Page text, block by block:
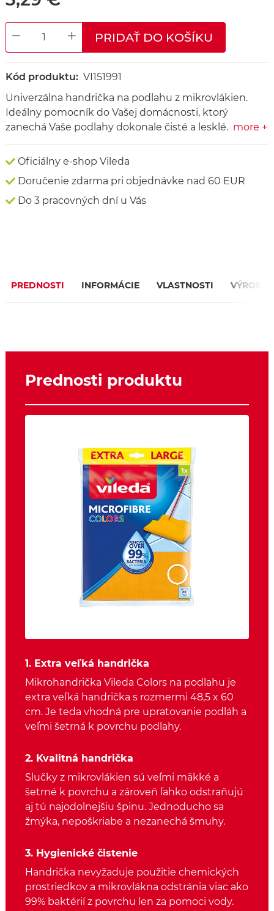
DECREASE QUANTITYINCREASE QUANTITY
PRIDAŤ DO KOŠÍKU
Kód produktu: VI151991
Univerzálna handrička na podlahu z mikrovlákien.
Ideálny pomocník do Vašej domácnosti, ktorý
zanechá Vaše podlahy dokonale čisté a lesklé. more +
Oficiálny e-shop Vileda
Doručenie zdarma pri objednávke nad 60 EUR
Do 3 pracovných dní u Vás
PREDNOSTI INFORMÁCIE VLASTNOSTI
Prednosti produktu
1. Extra veľká handrička
Mikrohandrička Vileda Colors na podlahu je
extra veľká handrička s rozmermi 48,5 x 60
cm. Je teda vhodná pre upratovanie podláh a
veľmi šetrná k povrchu podlahy.
2. Kvalitná handrička
Slučky z mikrovlákien sú veľmi mäkké a
šetrné k povrchu a zároveň ľahko odstraňujú
aj tú najodolnejšiu špinu. Jednoducho sa
žmýka, nepoškriabe a nezanechá šmuhy.
3. Hygienické čistenie
Handrička nevyžaduje použitie chemických
prostriedkov a mikrovlákna odstránia viac ako
99% baktérií z povrchu len za pomoci vody.